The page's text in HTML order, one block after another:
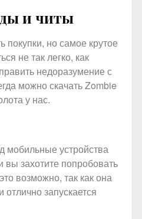
и читы
покупки, но самое крутое
не так легко, как
недоразумение с
можно скачать Zombie
у нас.
мобильные устройства
захотите попробовать
возможно, так как она
отлично запускается